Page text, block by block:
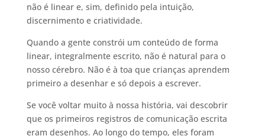
não é linear e, sim, definido pela intuição,
discernimento e criatividade.
Quando a gente constrói um conteúdo de forma
linear, integralmente escrito, não é natural para o
nosso cérebro. Não é à toa que crianças aprendem
primeiro a desenhar e só depois a escrever.
Se você voltar muito à nossa história, vai descobrir
que os primeiros registros de comunicação escrita
eram desenhos. Ao longo do tempo, eles foram